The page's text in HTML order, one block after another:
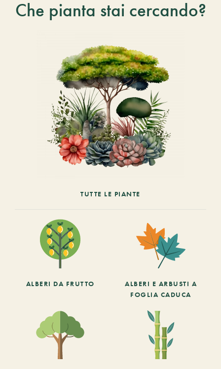
Che pianta stai cercando?
TUTTE LE PIANTE
ALBERI DA FRUTTO
ALBERI E ARBUSTI A
FOGLIA CADUCA